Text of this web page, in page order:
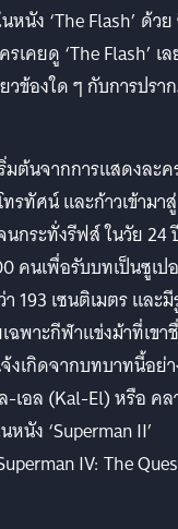
นัง ‘The Flash’ ด้วย
เคยดู ‘The Flash’ เ
วข้องใด ๆ กับการปรา
มต้นจากการแสดงละค
รทัศน์ และก้าวเข้ามาสู่
กระทั่งรีฟส์ ในวัย 24
คนเพื่อรับบทเป็นซูเป
193 เซนติเมตร และ
ฉพาะกีฬาแข่งม้าที่เขา
งเกิดจากบทบาทนี้อย่
-เอล (Kal-El) หรือ คล
นัง ‘Superman II’
IV: The